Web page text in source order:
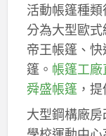
活動帳篷種
分為大型歐式
帝王帳篷、
篷。 帳篷工廠
舜盛帳篷，提
大型鋼構廠房